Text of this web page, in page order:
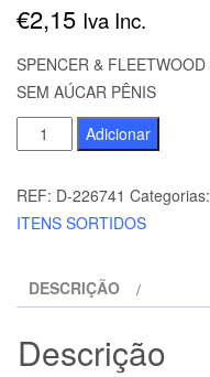
€2,15 Iva Inc.
SPENCER &
SEM AÚCAR PÊNIS
Quantidade
de
SPENCER
&
FORMA
DOCES
Adicionar
REF: D-226741 Categorias:
ITENS SORTIDOS
DESCRIÇÃO
Descrição